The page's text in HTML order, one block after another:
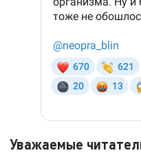
Уважаемые